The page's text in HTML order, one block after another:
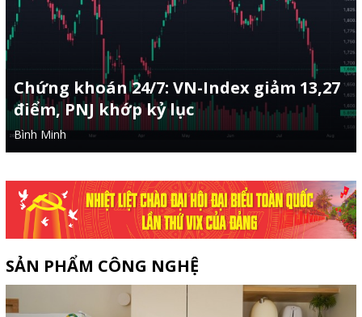
Chứng khoán 24/7: VN-Index giảm 13,27
điểm, PNJ khớp kỷ lục
Bình Minh
SẢN PHẨM CÔNG NGHỆ